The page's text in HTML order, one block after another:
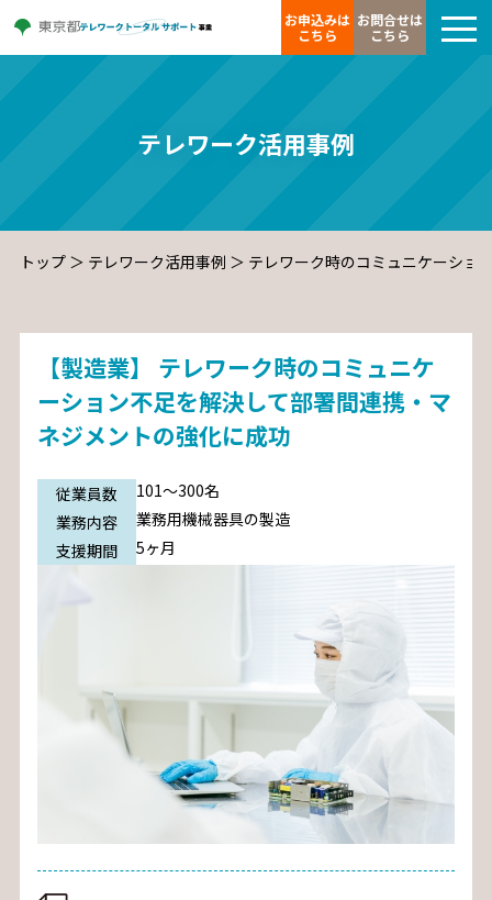
お申込みは
こちら
お問合せは
こちら
テレワーク活用事例
トップ＞ テレワーク活用事例 ＞ テレワーク時のコミュニケーショ
【製造業】 テレワーク時のコミュニケ
ーション不足を解決して部署間連携・マ
ネジメントの強化に成功
従業員数
101～300名
業務内容
業務用機械器具の製造
支援期間
5ヶ月